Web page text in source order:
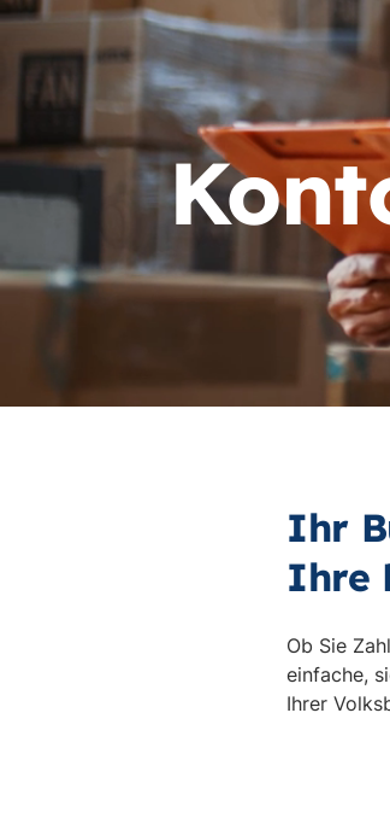
Ihr
Ihre
Ob Sie
einfache,
Ihrer